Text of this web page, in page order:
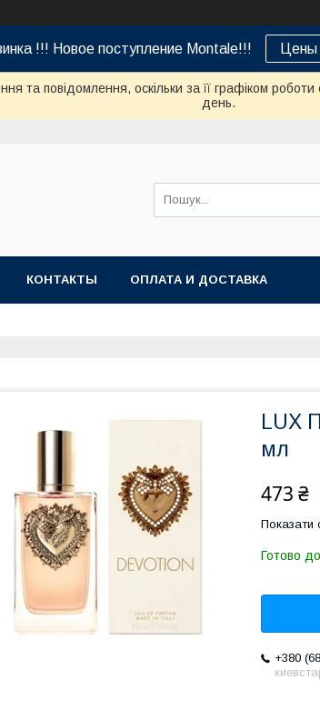
!!! Новое поступление Montale!!! Цены
та повідомлення, оскільки за її графіком
день.
КОНТАКТЫ ОПЛАТА И ДОСТАВКА
LUX
мл
473 ₴
Показати
Готово
+380